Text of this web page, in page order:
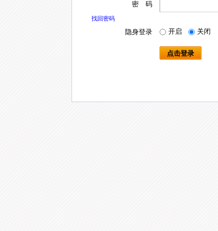
密 码
找回密码
隐身登录 开启 关闭
点击登录